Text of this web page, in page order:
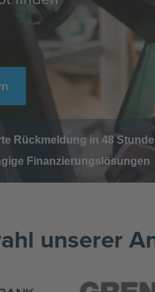
Rückmeldung in 48
Finanzierungslösungen
unserer